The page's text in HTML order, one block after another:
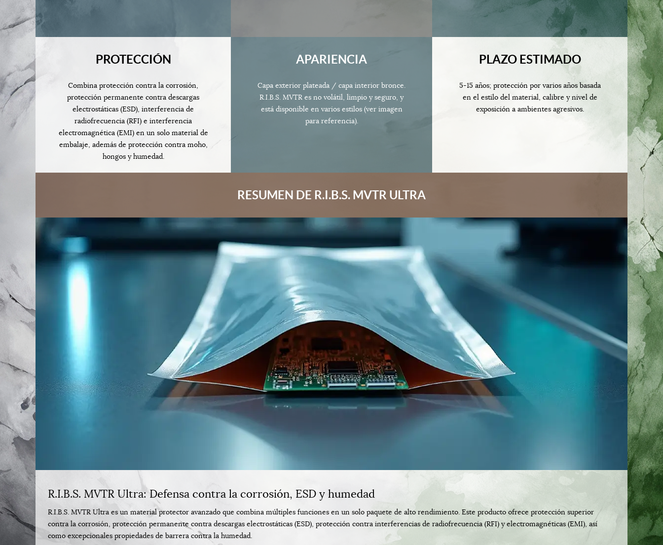
PROTECCIÓN
Combina protección contra la corrosión,
protección permanente contra descargas
electrostáticas (ESD), interferencia de
radiofrecuencia (RFI) e interferencia
electromagnética (EMI) en un solo material de
embalaje, además de protección contra moho,
hongos y humedad.
APARIENCIA
Capa exterior plateada / capa interior bronce.
R.I.B.S. MVTR es no volátil, limpio y seguro, y
está disponible en varios estilos (ver imagen
para referencia).
PLAZO ESTIMADO
5-15 años; protección por varios años basada
en el estilo del material, calibre y nivel de
exposición a ambientes agresivos.
RESUMEN DE R.I.B.S. MVTR ULTRA
R.I.B.S. MVTR Ultra: Defensa contra la corrosión, ESD y humedad
R.I.B.S. MVTR Ultra es un material protector avanzado que combina múltiples funciones en un solo paquete de alto rendimiento. Este producto ofrece protección superior
contra la corrosión, protección permanente contra descargas electrostáticas (ESD), protección contra interferencias de radiofrecuencia (RFI) y electromagnéticas (EMI), así
como excepcionales propiedades de barrera contra la humedad.